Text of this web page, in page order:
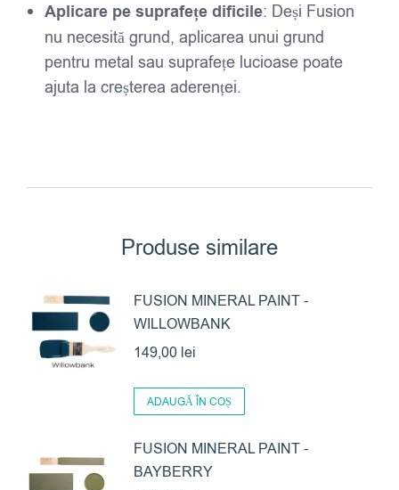
Aplicare pe suprafețe dificile: Deși Fusion
nu necesită grund, aplicarea unui grund
pentru metal sau suprafețe lucioase poate
ajuta la creșterea aderenței.
Produse similare
FUSION MINERAL PAINT -
WILLOWBANK
149,00 lei
ADAUGĂ ÎN COȘ
FUSION MINERAL PAINT -
BAYBERRY